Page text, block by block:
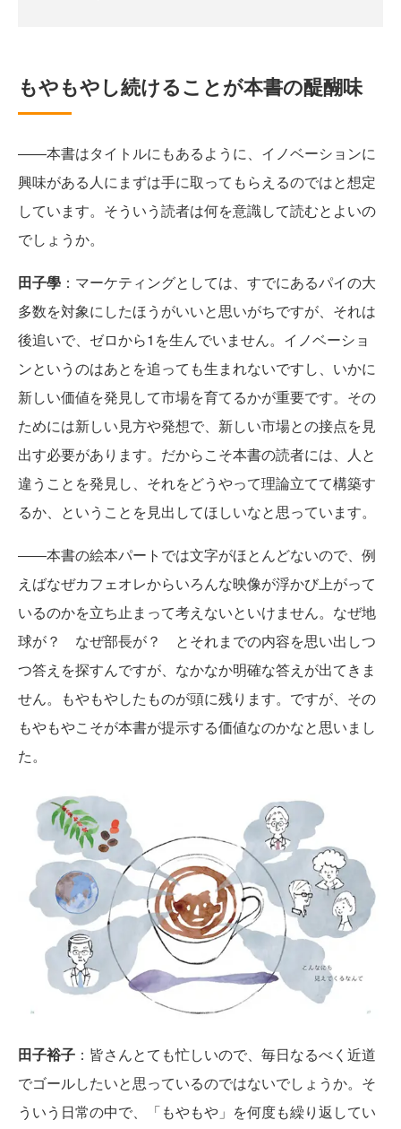
もやもやし続けることが本書の醍醐味
――本書はタイトルにもあるように、イノベーションに
興味がある人にまずは手に取ってもらえるのではと想定
しています。そういう読者は何を意識して読むとよいの
でしょうか。
田子學 ：マーケティングとしては、すでにあるパイの大
多数を対象にしたほうがいいと思いがちですが、それは
後追いで、ゼロから1を生んでいません。イノベーショ
ンというのはあとを追っても生まれないですし、いかに
新しい価値を発見して市場を育てるかが重要です。その
ためには新しい見方や発想で、新しい市場との接点を見
出す必要があります。だからこそ本書の読者には、人と
違うことを発見し、それをどうやって理論立てて構築す
るか、ということを見出してほしいなと思っています。
――本書の絵本パートでは文字がほとんどないので、例
えばなぜカフェオレからいろんな映像が浮かび上がって
いるのかを立ち止まって考えないといけません。なぜ地
球が？ なぜ部長が？ とそれまでの内容を思い出しつ
つ答えを探すんですが、なかなか明確な答えが出てきま
せん。もやもやしたものが頭に残ります。ですが、その
もやもやこそが本書が提示する価値なのかなと思いまし
た。
田子裕子 ：皆さんとても忙しいので、毎日なるべく近道
でゴールしたいと思っているのではないでしょうか。そ
ういう日常の中で、「もやもや」を何度も繰り返してい